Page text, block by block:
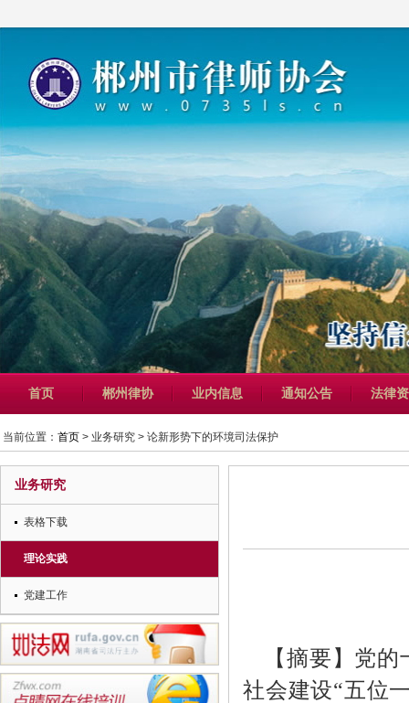
首页 郴州律协 业内信息 通知公告 法律
当前位置： 首页 > 业务研究 > 论新形势下的环境司法保护
业务研究
表格下载
理论实践
党建工作
【摘要】党
社会建设“五位